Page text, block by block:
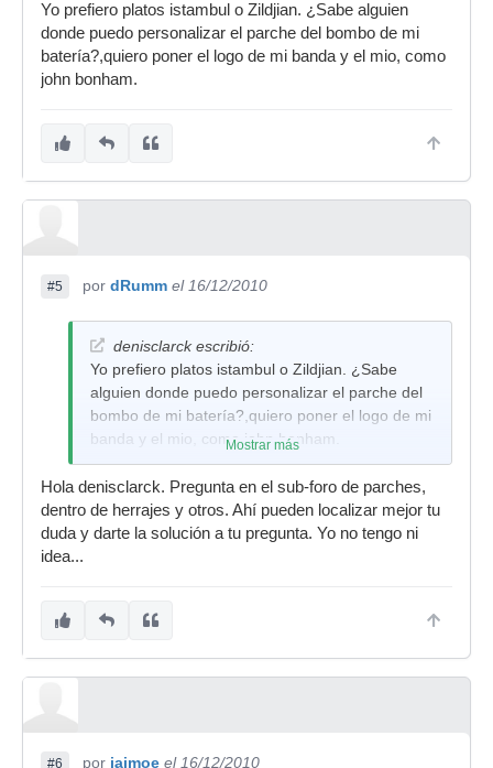
Yo prefiero platos istambul o Zildjian. ¿Sabe alguien
donde puedo personalizar el parche del bombo de mi
batería?,quiero poner el logo de mi banda y el mio, como
john bonham.
#5 por dRumm el 16/12/2010
denisclarck escribió:
Yo prefiero platos istambul o Zildjian. ¿Sabe
alguien donde puedo personalizar el parche del
bombo de mi batería?,quiero poner el logo de mi
banda y el mio, como john bonham.
Mostrar más
Hola denisclarck. Pregunta en el sub-foro de parches,
dentro de herrajes y otros. Ahí pueden localizar mejor tu
duda y darte la solución a tu pregunta. Yo no tengo ni
idea...
#6 por jaimoe el 16/12/2010